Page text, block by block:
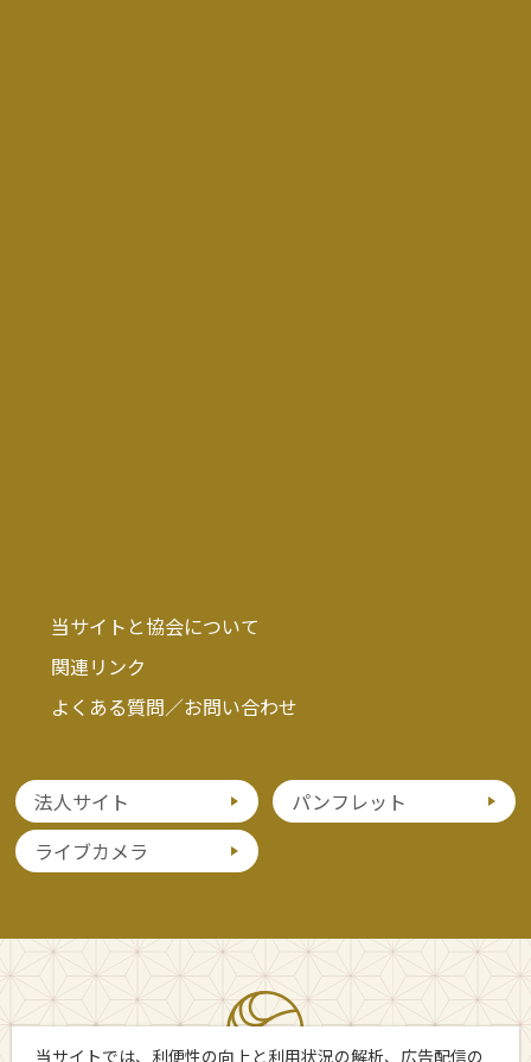
当サイトと協会について
関連リンク
よくある質問／お問い合わせ
法人サイト
パンフレット
ライブカメラ
当サイトでは、利便性の向上と利用状況の解析、広告配信の